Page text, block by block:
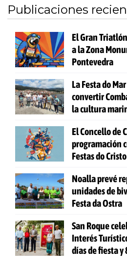
Publicaciones
El Gran
a la Zona
Pontevedra
La Festa do
convertir
la cultura
El Concello de
programación
Festas do
Noalla prevé
unidades de
Festa da Ostra
San Roque
Interés
días de fiesta y